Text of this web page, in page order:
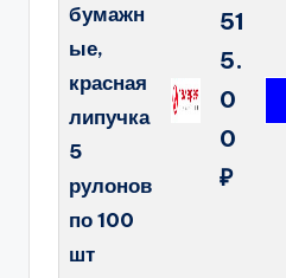
бумажн
ые,
красная
липучка
5
рулонов
по 100
шт
51
5.
0
0
₽